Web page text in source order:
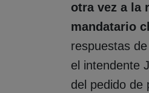
otra vez a la
mandatario
respuestas
el intendente
del pedido de